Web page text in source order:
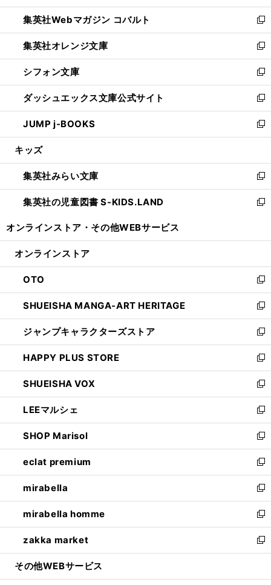
開
く
ウ
で
開
く
ン
ド
ウ
で
開
く
ウ
ィ
ン
ド
ウ
で
開
く
集英社Webマガジン コバルト
新
し
い
ウ
ィ
ン
ド
ウ
で
開
集英社オレンジ文庫
新
し
い
ウ
ィ
ン
ド
ウ
開
く
シフォン文庫
新
し
い
ウ
ィ
ン
ウ
で
開
く
ダッシュエックス文庫公式サイト
新
し
い
ウ
ン
ド
ウ
で
JUMP j-BOOKS
新
し
ウ
ィ
ン
ド
開
キッズ
集英社みらい文庫
新
し
い
ン
ウ
で
開
く
集英社の児童図書 S-KIDS.LAND
新
ウ
ン
ド
ウ
で
開
く
オンラインストア・ その他WEBサービス
オンラインストア
OTO
新
し
い
ウ
ィ
ン
ド
ウ
で
開
く
SHUEISHA MANGA-ART HERITAGE
新
し
い
ウ
ィ
ン
ド
ウ
で
開
く
ジャンプキャラクターズストア
新
し
い
ウ
ィ
ン
ド
ウ
で
開
く
HAPPY PLUS STORE
新
し
い
ウ
ィ
ン
ド
ウ
で
開
く
SHUEISHA VOX
新
し
い
ウ
ィ
ン
ド
ウ
で
開
く
LEEマルシェ
新
し
い
ウ
ィ
ン
ド
ウ
で
開
く
SHOP Marisol
新
し
い
ウ
ィ
ン
ド
ウ
で
開
eclat premium
新
し
い
ウ
ィ
ン
ド
ウ
開
mirabella
新
し
い
ウ
ィ
ン
ウ
mirabella homme
新
し
い
ウ
ン
zakka market
新
し
ウ
その他WEBサービス